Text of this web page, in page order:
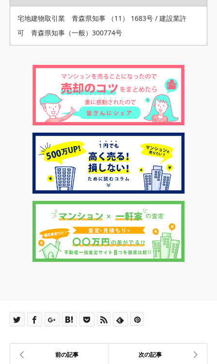
宅地建物取引業 青森県知事 （11） 1683号 / 建設業許
可 青森県知事（一般）300774号